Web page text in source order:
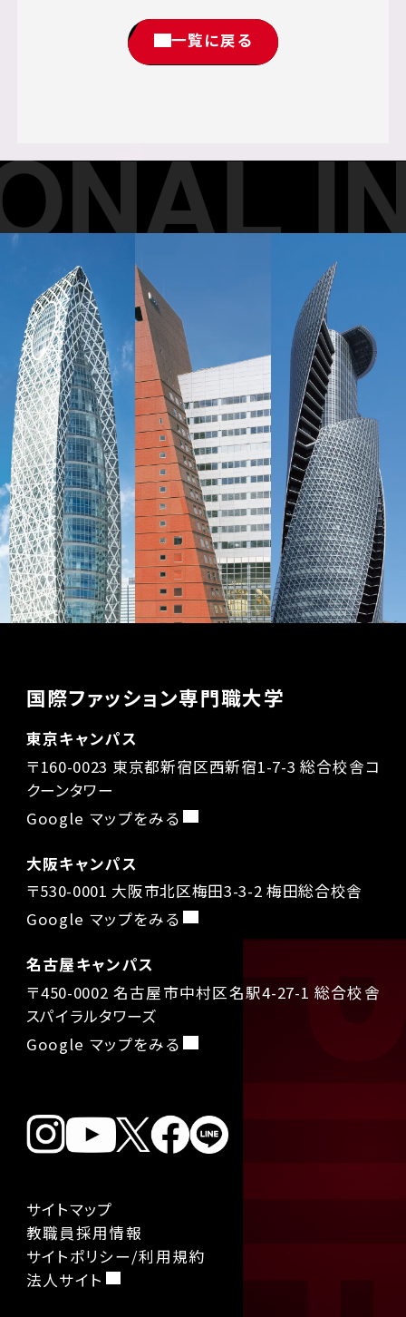
一覧に戻る
国際ファッション専門職大学
東京キャンパス
〒160-0023 東京都新宿区西新宿1-7-3 総合校舎コ
クーンタワー
Google マップをみる
大阪キャンパス
〒530-0001 大阪市北区梅田3-3-2 梅田総合校舎
Google マップをみる
名古屋キャンパス
〒450-0002 名古屋市中村区名駅4-27-1 総合校舎
スパイラルタワーズ
Google マップをみる
サイトマップ
教職員採用情報
サイトポリシー/利用規約
法人サイト